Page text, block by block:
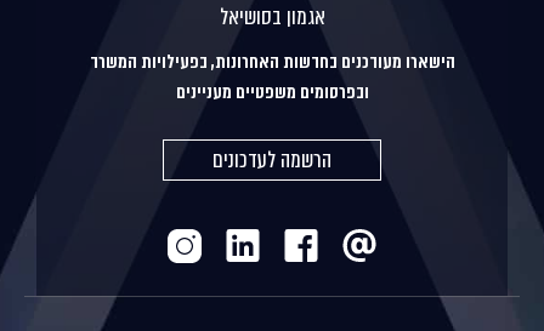
אגמון בסושיאל
הישארו מעודכנים בחדשות האחרונות, בפעילויות המשרד
ובפרסומים משפטיים מעניינים
הרשמה לעדכונים